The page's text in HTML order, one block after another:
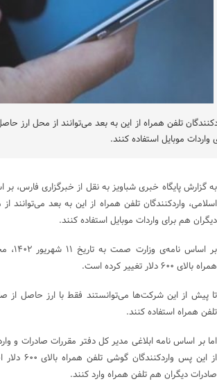
تلفن همراه از این به بعد می‌توانند از محل ارز
واردات موبایل استفاده کنند.
به گزارش پایگاه خبری شباویز به نقل از خبرگزاری فارس،
اسلامی، واردکنندگان تلفن همراه از این به بعد می‌توانند
دیگران هم برای واردات موبایل استفاده کنند.
بر
همراه بالای ۶۰۰ دلار تغییر کرده است.
تا پیش از این شرکت‌ها می‌توانستند فقط با ارز حاصل از
تلفن همراه استفاده کنند.
اما بر اساس نامه ابلاغی مدیر کل دفتر مقررات صادرات و
از این پس
صادرات دیگران هم تلفن همراه وارد کنند.